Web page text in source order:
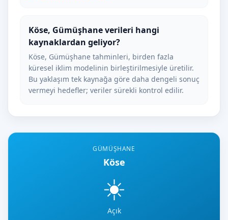
GÜMÜŞHANE
Köse
☀️
Açık
Köse, Gümüşhane verileri hangi
kaynaklardan geliyor?
Köse, Gümüşhane tahminleri, birden fazla
küresel iklim modelinin birleştirilmesiyle üretilir.
Bu yaklaşım tek kaynağa göre daha dengeli sonuç
vermeyi hedefler; veriler sürekli kontrol edilir.